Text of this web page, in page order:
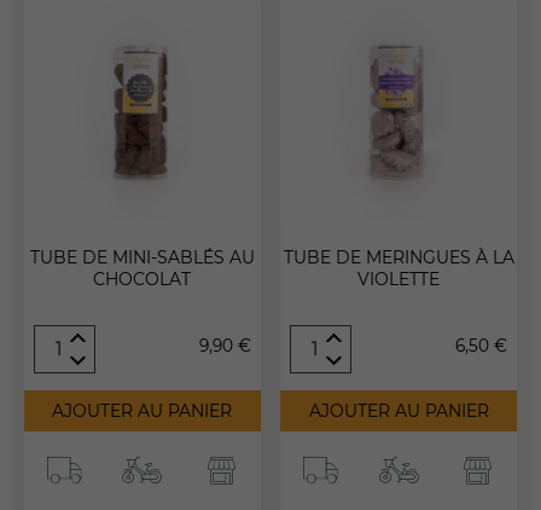
TUBE DE MINI-SABLÉS AU
CHOCOLAT
quantité
de
mini-
au
9,90 €
AJOUTER AU PANIER
TUBE DE MERINGUES À LA
VIOLETTE
quantité
de
de
Meringues
la
6,50 €
AJOUTER AU PANIER